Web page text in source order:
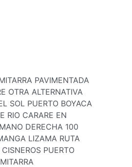
PAVIMENTADA
OTRA ALTERNATIVA
SOL PUERTO BOYACA
RIO CARARE EN
DERECHA 100
LIZAMA RUTA
PUERTO